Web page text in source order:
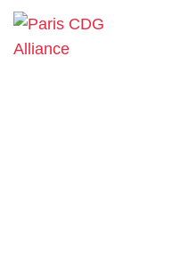
Skip to content